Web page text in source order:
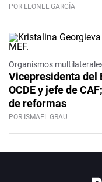
POR LEONEL GARCÍA
Organismos
Vicepresidenta del
OCDE y jefe de
de reformas
POR ISMAEL GRAU